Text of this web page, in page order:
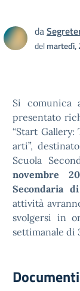
da
delmartedì,
Si comunica
presentato
“Start
arti”,
Scuola
novembre
Secondaria
attività
svolgersi in
settimanale di
Documenti